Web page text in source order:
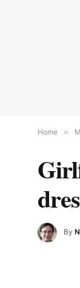
Home »
By